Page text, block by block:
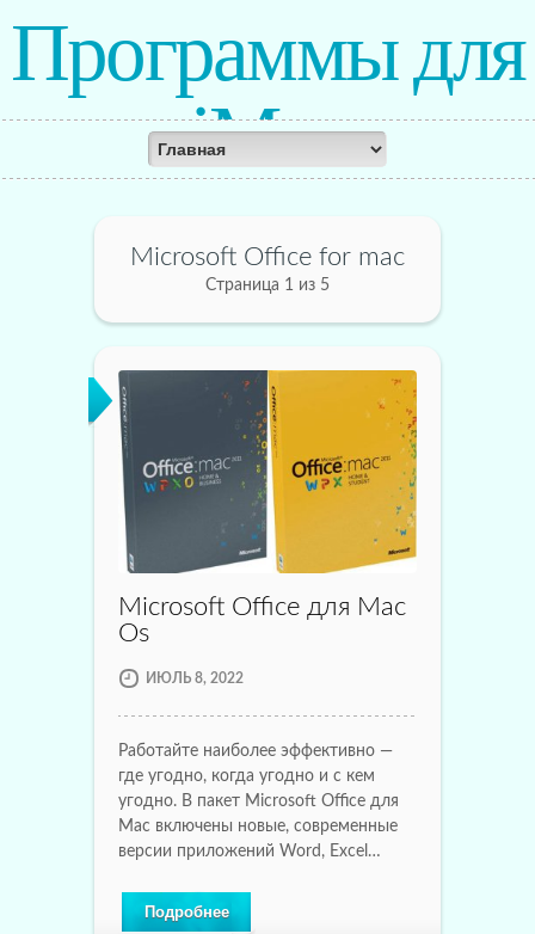
Программы для
iMac
Microsoft Office for mac
Страница 1 из 5
Microsoft Office для Mac
Os
ИЮЛЬ 8, 2022
Работайте наиболее эффективно —
где угодно, когда угодно и с кем
угодно. В пакет Microsoft Office для
Mac включены новые, современные
версии приложений Word, Excel…
Подробнее